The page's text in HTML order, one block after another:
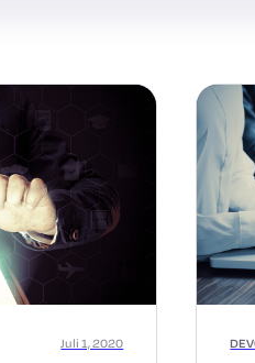
Juli 1, 2020